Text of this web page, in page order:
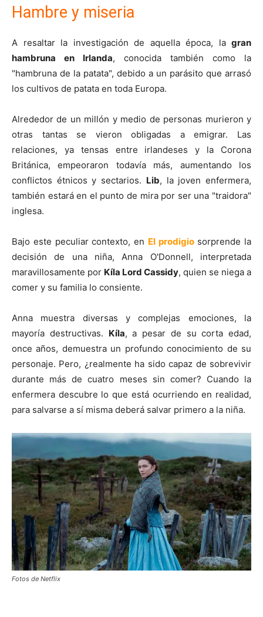
Hambre y miseria
A resaltar la investigación de aquella época, la gran
hambruna en Irlanda, conocida también como la
"hambruna de la patata", debido a un parásito que arrasó
los cultivos de patata en toda Europa.
Alrededor de un millón y medio de personas murieron y
otras tantas se vieron obligadas a emigrar. Las
relaciones, ya tensas entre irlandeses y la Corona
Británica, empeoraron todavía más, aumentando los
conflictos étnicos y sectarios. Lib, la joven enfermera,
también estará en el punto de mira por ser una "traidora"
inglesa.
Bajo este peculiar contexto, en El prodigiosorprende la
decisión de una niña, Anna O'Donnell, interpretada
maravillosamente por Kíla Lord Cassidy, quien se niega a
comer y su familia lo consiente.
Anna muestra diversas y complejas emociones, la
mayoría destructivas. Kíla, a pesar de su corta edad,
once años, demuestra un profundo conocimiento de su
personaje. Pero, ¿realmente ha sido capaz de sobrevivir
durante más de cuatro meses sin comer? Cuando la
enfermera descubre lo que está ocurriendo en realidad,
para salvarse a sí misma deberá salvar primero a la niña.
Fotos de Netflix